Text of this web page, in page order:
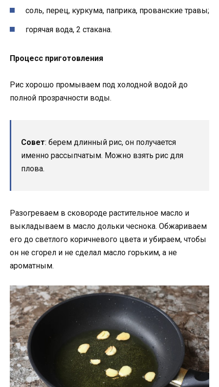
соль, перец, куркума, паприка, прованские травы;
горячая вода, 2 стакана.
Процесс приготовления
Рис хорошо промываем под холодной водой до
полной прозрачности воды.
Совет: берем длинный рис, он получается
именно рассыпчатым. Можно взять рис для
плова.
Разогреваем в сковороде растительное масло и
выкладываем в масло дольки чеснока. Обжариваем
его до светлого коричневого цвета и убираем, чтобы
он не сгорел и не сделал масло горьким, а не
ароматным.